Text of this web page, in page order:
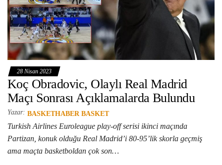
28 Nisan 2023
Koç Obradovic, Olaylı Real Madrid
Maçı Sonrası Açıklamalarda Bulundu
Yazar: BASKETHABER BASKET
Turkish Airlines Euroleague play-off serisi ikinci maçında
Partizan, konuk olduğu Real Madrid’i 80-95’lik skorla geçmiş
ama maçta basketboldan çok son…